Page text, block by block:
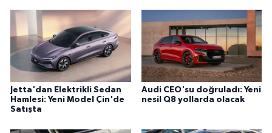
Jetta'dan Elektrikli Sedan
Hamlesi: Yeni Model Çin'de
Satışta
Audi CEO'su doğruladı: Yeni
nesil Q8 yollarda olacak